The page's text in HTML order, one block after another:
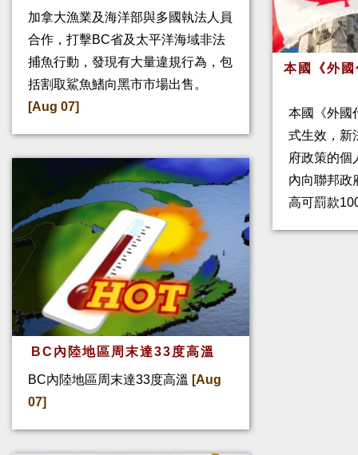
加拿大漁業及海洋部與多國執法人員
合作，打擊BC省及太平洋海域非法
捕魚行動，發現有大量違規行為，包
括割取鯊魚鰭向黑市市場出售。
[Aug 07]
BC內陸地區周末達33度高溫
BC內陸地區周末達33度高溫 [Aug
07]
本國《外
本國《外國
式生效，新
府政策的個
內向聯邦政
高可罰款